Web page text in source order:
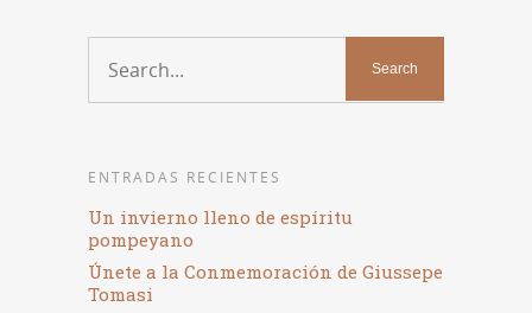
ENTRADAS RECIENTES
Un invierno lleno de espíritu
pompeyano
Únete a la Conmemoración de Giussepe
Tomasi